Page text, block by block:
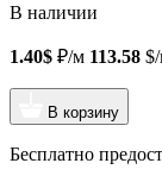
В наличии
1.40$ ₽/м 113.58
В корзину
Бесплатно